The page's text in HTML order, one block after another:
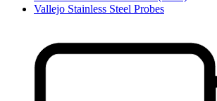
Vallejo Stainless Steel Probes